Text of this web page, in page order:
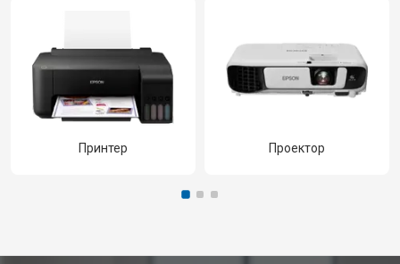
Принтер Проектор